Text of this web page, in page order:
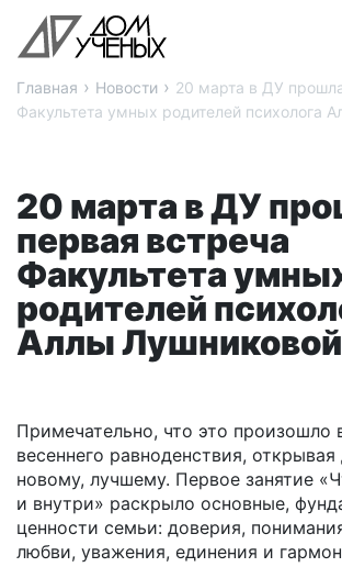
Главная › Новости › 20 марта в ДУ
Факультета умных родителей психолога
20 марта в ДУ
первая встреча
Факультета
родителей
Аллы Лушниковой
Примечательно, что это произошло
весеннего равноденствия,
новому, лучшему. Первое занятие
и внутри» раскрыло основные,
ценности семьи: доверия,
любви, уважения, единения и